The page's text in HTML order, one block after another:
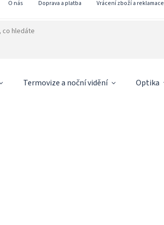
O nás Doprava a platba Vrácení zboží a reklamace
Termovize a noční vidění Optika